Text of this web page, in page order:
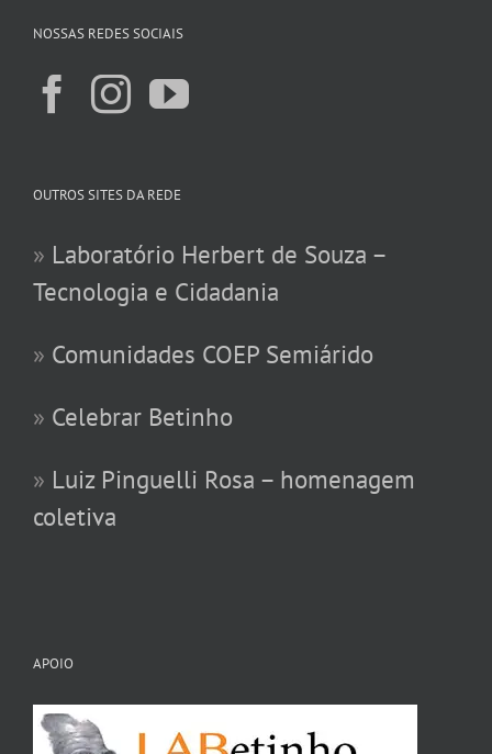
NOSSAS REDES SOCIAIS
OUTROS SITES DA REDE
» Laboratório Herbert de Souza –
Tecnologia e Cidadania
» Comunidades COEP Semiárido
» Celebrar Betinho
» Luiz Pinguelli Rosa – homenagem
coletiva
APOIO